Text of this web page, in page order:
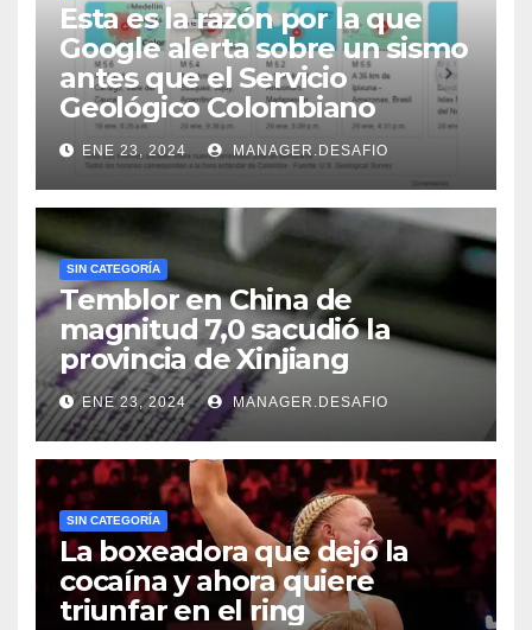
Esta es la razón por la que
Google alerta sobre un sismo
antes que el Servicio
Geológico Colombiano
ENE 23, 2024 MANAGER.DESAFIO
SIN CATEGORÍA
Temblor en China de
magnitud 7,0 sacudió la
provincia de Xinjiang
ENE 23, 2024 MANAGER.DESAFIO
SIN CATEGORÍA
La boxeadora que dejó la
cocaína y ahora quiere
triunfar en el ring​